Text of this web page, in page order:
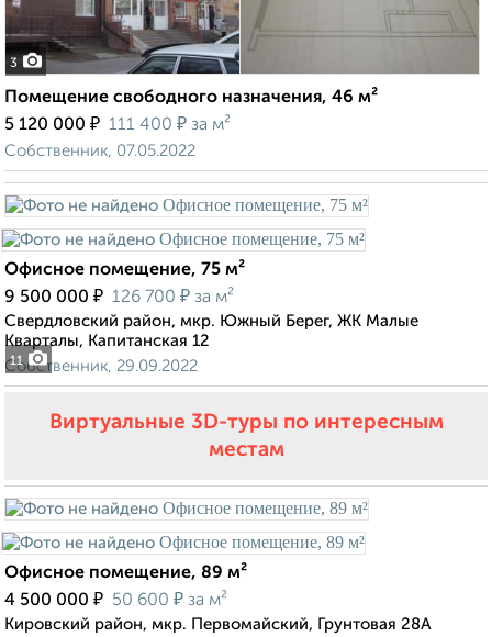
3
Помещение свободного назначения, 46 м²
5 120 000 ₽ 111 400 ₽ за м²
Собственник, 07.05.2022
11
Офисное помещение, 75 м²
9 500 000 ₽ 126 700 ₽ за м²
Свердловский район, мкр. Южный Берег, ЖК Малые
Кварталы, Капитанская 12
Собственник, 29.09.2022
Виртуальные 3D-туры по интересным
местам
Офисное помещение, 89 м²
4 500 000 ₽ 50 600 ₽ за м²
Кировский район, мкр. Первомайский, Грунтовая 28А